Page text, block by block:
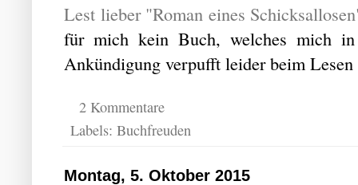
Lest lieber "Roman eines
für mich kein Buch, welches mich in
Ankündigung verpufft leider beim
2 Kommentare
Labels: Buchfreuden
Montag, 5. Oktober 2015